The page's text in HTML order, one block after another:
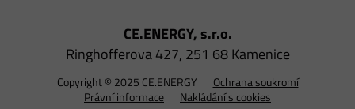
CE.ENERGY, s.r.o.
Ringhofferova 427, 251 68 Kamenice
Copyright © 2025 CE.ENERGY
Ochrana soukromí
Právní informace
Nakládání s cookies